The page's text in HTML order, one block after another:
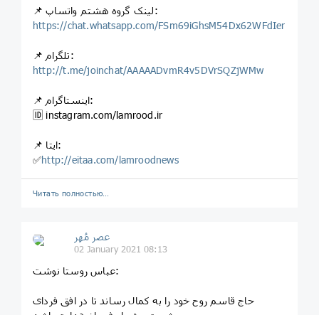
📌 لینک گروه هشتم واتساپ:
https://chat.whatsapp.com/FSm69iGhsM54Dx62WFdIer
📌 تلگرام:
http://t.me/joinchat/AAAAADvmR4v5DVrSQZjWMw
📌 اینستاگرام:
🆔 instagram.com/lamrood.ir
📌 ایتا:
✅http://eitaa.com/lamroodnews
Читать полностью…
عصر مُهر
02 January 2021 08:13
عباس روستا نوشت:
حاج قاسم روح خود را به کمال رساند تا در افق فردای